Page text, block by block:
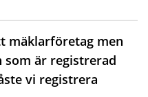
mäklarföretag men
som är registrerad
vi registrera